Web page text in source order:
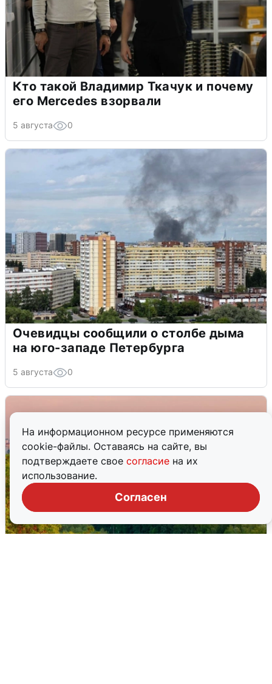
На информационном ресурсе применяются
cookie-файлы. Оставаясь на сайте, вы
подтверждаете свое согласие на их
использование.
Согласен
Кто такой Владимир Ткачук и почему
его Mercedes взорвали
5 августа 0
Очевидцы сообщили о столбе дыма
на юго-западе Петербурга
5 августа 0